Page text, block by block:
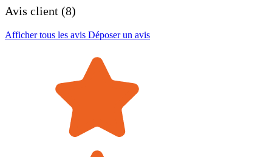
Avis client (8)
Afficher tous les avis Déposer un avis